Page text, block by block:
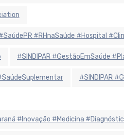
#RHnaSaúde #Hospital
#SINDIPAR #GestãoEmSaúde
#SINDIPAR
#Inovação #Medicina